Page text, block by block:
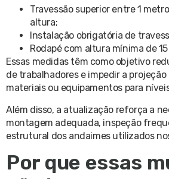
Travessão superior entre 1
altura;
Instalação obrigatória de
Rodapé com altura mínima de
Essas medidas têm como objetivo
de trabalhadores e impedir a
materiais ou equipamentos para
Além disso, a atualização reforça a
montagem adequada, inspeção
estrutural dos andaimes utilizados
Por que essas